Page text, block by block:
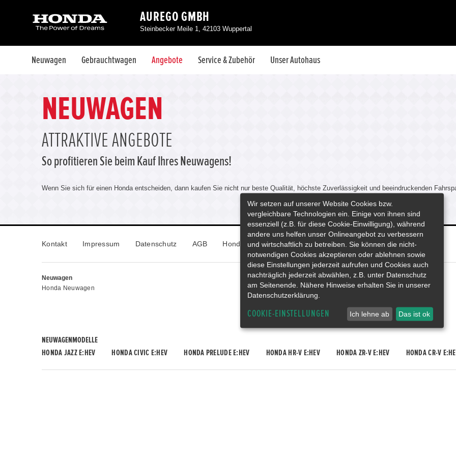
AUREGO GMBH
Steinbecker Meile 1, 42103 Wuppertal
Neuwagen Gebrauchtwagen Angebote Service & Zubehör Unser Autohaus
NEUWAGEN
ATTRAKTIVE ANGEBOTE
So profitieren Sie beim Kauf Ihres Neuwagens!
Wenn Sie sich für einen Honda entscheiden, dann kaufen Sie nicht nur beste Qualität, höchste Zuverlässigkeit und beeindruckenden
Kontakt Impressum Datenschutz AGB Honda Deutschland
Neuwagen
Honda Neuwagen
Gebrauchtwagen
Honda Gebrauchtwagen
Honda Vorführwagen
Gesamtbestand
NEUWAGENMODELLE
HONDA JAZZ E:HEV
HONDA CIVIC E:HEV HONDA PRELUDE E:HEV HONDA HR-V E:HEV HONDA ZR-V E:HEV HONDA CR-V
Wir setzen auf unserer Website Cookies bzw.
vergleichbare Technologien ein. Einige von ihnen sind
essenziell (z.B. für diese Cookie-Einwilligung), während
andere uns helfen unser Onlineangebot zu verbessern
und wirtschaftlich zu betreiben. Sie können die nicht-
notwendigen Cookies akzeptieren oder ablehnen sowie
diese Einstellungen jederzeit aufrufen und Cookies auch
nachträglich jederzeit abwählen, z.B. unter Datenschutz
am Seitenende. Nähere Hinweise erhalten Sie in unserer
Datenschutzerklärung.
COOKIE-EINSTELLUNGEN Ich lehne ab Das ist ok